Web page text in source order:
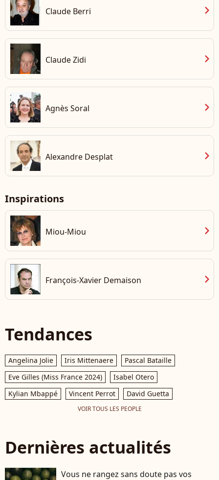
Claude Berri chevron_right
Claude Zidi chevron_right
Agnès Soral chevron_right
Alexandre Desplat chevron_right
Inspirations
Miou-Miou chevron_right
François-Xavier Demaison chevron_right
Tendances
Angelina Jolie Iris Mittenaere
Pascal Bataille
Eve Gilles (Miss France 2024)
Isabel Otero
Kylian Mbappé
Vincent Perrot David Guetta
VOIR TOUS LES PEOPLE
Dernières actualités
Vous ne rangez sans doute pas vos